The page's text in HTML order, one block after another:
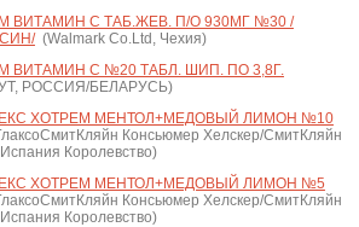
ВИТАМИН C ТАБ.ЖЕВ. П/О 930МГ №30 /
(Walmark Co.Ltd, Чехия)
ВИТАМИН C №20 ТАБЛ. ШИП. ПО 3,8Г.
РОССИЯ/БЕЛАРУСЬ)
ХОТРЕМ МЕНТОЛ+МЕДОВЫЙ ЛИМОН №10
Консьюмер Хелскер/СмитКляйн
Королевство)
ХОТРЕМ МЕНТОЛ+МЕДОВЫЙ ЛИМОН №5
Консьюмер Хелскер/СмитКляйн
Королевство)